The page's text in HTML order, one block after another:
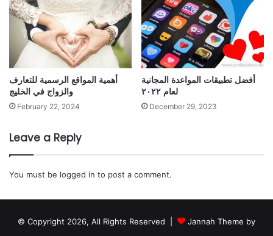
أهمية المواقع الرسمية للتعارف
والزواج في الخليج
February 22, 2024
أفضل تطبيقات المواعدة المجانية
لعام ٢٠٢٢
December 29, 2023
Leave a Reply
You must be logged in to post a comment.
© Copyright 2026, All Rights Reserved |
Jannah Theme by